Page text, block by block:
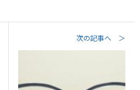
次の記事へ ＞